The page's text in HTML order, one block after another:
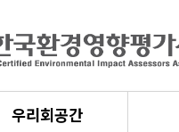
우리회공간